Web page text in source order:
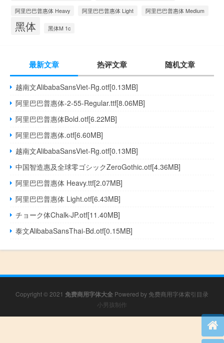
阿里巴巴普惠体 Heavy
阿里巴巴普惠体 Light 阿里巴巴普惠体 Medium
黑体 黑体M 1c
最新文章 热评文章 随机文章
越南文AlibabaSansViet-Rg.otf[0.13MB]
阿里巴巴普惠体-2-55-Regular.ttf[8.06MB]
阿里巴巴普惠体Bold.otf[6.22MB]
阿里巴巴普惠体.otf[6.60MB]
越南文AlibabaSansViet-Rg.otf[0.13MB]
中国智造惠及全球零ゴシックZeroGothic.otf[4.36MB]
阿里巴巴普惠体 Heavy.ttf[2.07MB]
阿里巴巴普惠体 Light.otf[6.43MB]
チョーク体Chalk-JP.otf[11.40MB]
泰文AlibabaSansThai-Bd.otf[0.15MB]
Copyright © 2021 免费商用字体大全 Powered by 免费商用字体索引目录
小男孩制作